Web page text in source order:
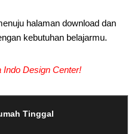
halaman download dan
kebutuhan belajarmu.
Indo Design Center!
Tinggal